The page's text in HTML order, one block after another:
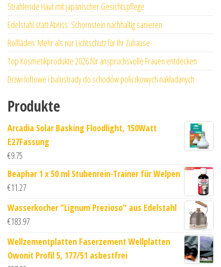
Strahlende Haut mit japanischer Gesichtspflege
Edelstahl statt Abriss: Schornstein nachhaltig sanieren
Rollläden: Mehr als nur Lichtschutz für Ihr Zuhause
Top Kosmetikprodukte 2026 für anspruchsvolle Frauen entdecken
Drzwi loftowe i balustrady do schodów policzkowych nakładanych
Produkte
Arcadia Solar Basking Floodlight, 150Watt
E27Fassung
€9.75
Beaphar 1 x 50 ml Stubenrein-Trainer für Welpen
€11.27
Wasserkocher "Lignum Prezioso" aus Edelstahl
€183.97
Wellzementplatten Faserzement Wellplatten
Owonit Profil 5, 177/51 asbestfrei